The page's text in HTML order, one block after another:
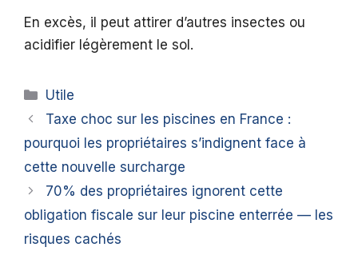
En excès, il peut attirer d’autres insectes ou
acidifier légèrement le sol.
Catégories
Utile
Taxe choc sur les piscines en France :
pourquoi les propriétaires s’indignent face à
cette nouvelle surcharge
70% des propriétaires ignorent cette
obligation fiscale sur leur piscine enterrée — les
risques cachés